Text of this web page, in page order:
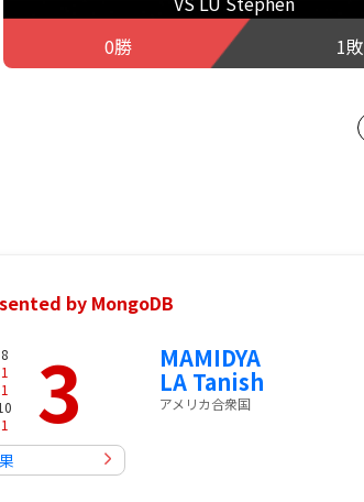
0勝
1敗
by MongoDB
3 MAMIDYA
LA Tanish
アメリカ合衆国